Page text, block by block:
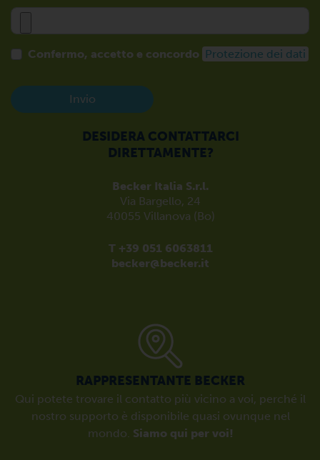
Confermo, accetto e concordo Protezione dei dati
Invio
DESIDERA CONTATTARCI
DIRETTAMENTE?
Becker Italia S.r.l.
Via Bargello, 24
40055 Villanova (Bo)
T +39 051 6063811
becker@becker.it
RAPPRESENTANTE BECKER
Qui potete trovare il contatto più vicino a voi, perché il
nostro supporto è disponibile quasi ovunque nel
mondo. Siamo qui per voi!